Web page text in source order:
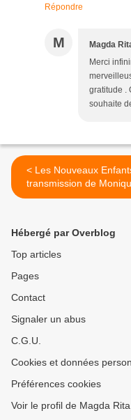
Répondre
M Magda
Merci
gratitude .
souhaite
< Les Nouveaux Enfants,
transmission de Monique
Mathieu
Hébergé par Overblog
Top articles
Pages
Contact
Signaler un abus
C.G.U.
Cookies et données
Préférences cookies
Voir le profil de Magda